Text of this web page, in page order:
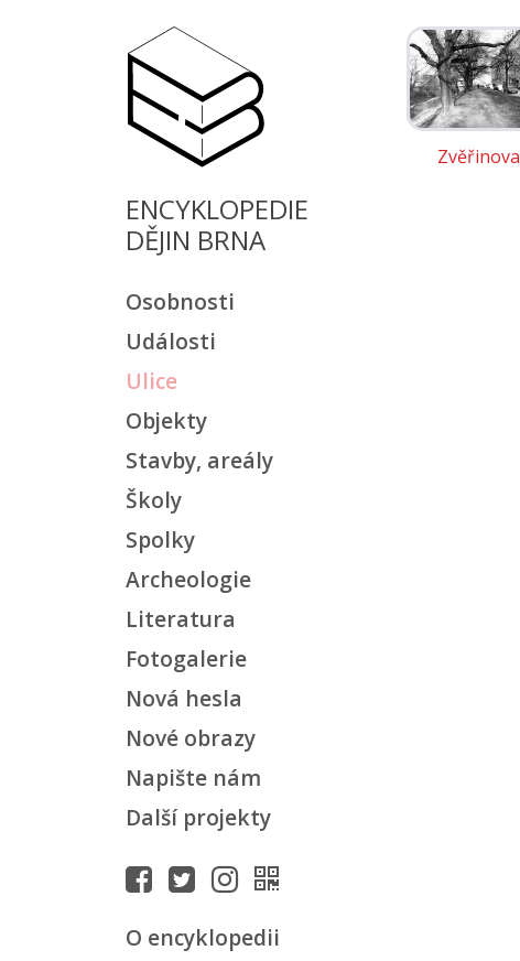
ENCYKLOPEDIE
DĚJIN BRNA
Osobnosti
Události
Ulice
Objekty
Stavby, areály
Školy
Spolky
Archeologie
Literatura
Fotogalerie
Nová hesla
Nové obrazy
Napište nám
Další projekty
O encyklopedii
Zvěřinova